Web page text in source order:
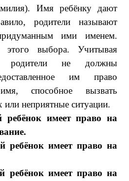
Имя ребёнку дают
родители называют
ими именем.
выбора. Учитывая
родители не должны
им право
способное вызвать
неприятные ситуации.
имеет право на
имеет право на
имеет право на